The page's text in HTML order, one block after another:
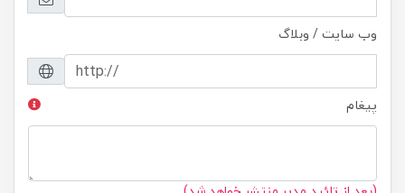
وب سایت / وبلاگ
پیغام